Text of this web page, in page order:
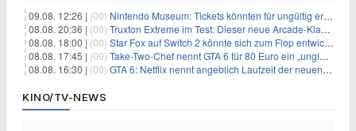
09.08. 12:26 | (00) Nintendo Museum: Tickets könnten für ungültig erklärt werden!
08.08. 20:36 | (00) Truxton Extreme im Test: Dieser neue Arcade-Klassiker verzeiht dir gar nichts
08.08. 18:00 | (00) Star Fox auf Switch 2 könnte sich zum Flop entwickeln
08.08. 17:45 | (00) Take-Two-Chef nennt GTA 6 für 80 Euro ein „unglaubliches Schnäppchen“
08.08. 16:30 | (00) GTA 6: Netflix nennt angeblich Laufzeit der neuen Gameplay-Präsentation
KINO/TV-NEWS